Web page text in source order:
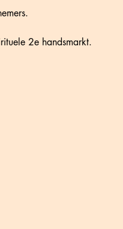
2e handsmarkt.